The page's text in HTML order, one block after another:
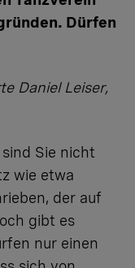
Dürfen
Daniel Leiser,
Sie nicht
wie etwa
der auf
gibt es
nur einen